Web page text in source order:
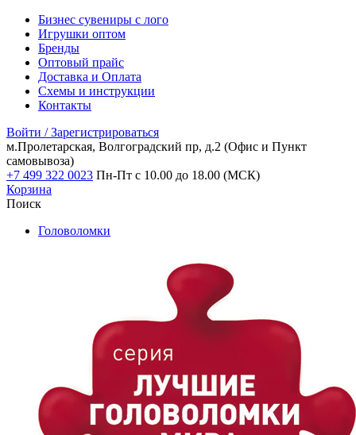
Бизнес сувениры с лого
Игрушки оптом
Бренды
Оптовый прайс
Доставка и Оплата
Схемы и инструкции
Контакты
Войти / Зарегистрироваться
м.Пролетарская, Волгоградский пр, д.2 (Офис и Пункт
самовывоза)
+7 499 322 0023 Пн-Пт с 10.00 до 18.00 (МСК)
Корзина
Поиск
Головоломки